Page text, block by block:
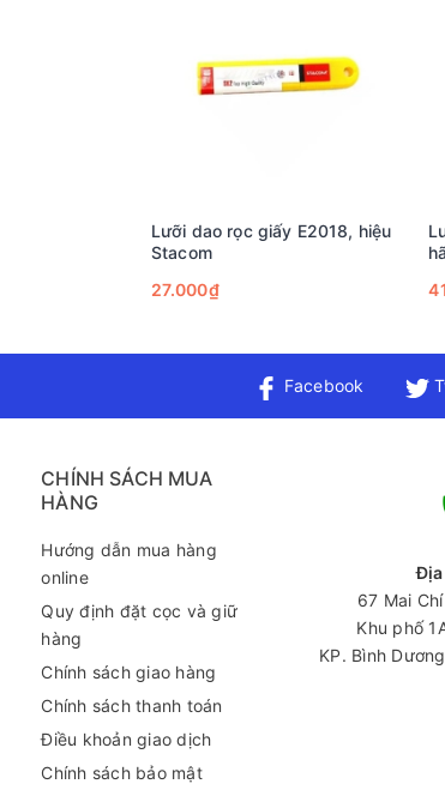
Lưỡi dao rọc giấy E2018, hiệu
Stacom
27.000₫
Facebook
CHÍNH SÁCH MUA
HÀNG
Hướng dẫn mua hàng
online
Quy định đặt cọc và giữ
hàng
Chính sách giao hàng
Chính sách thanh toán
Điều khoản giao dịch
Chính sách bảo mật
Địa
67 Mai
Khu phố
KP. Bình